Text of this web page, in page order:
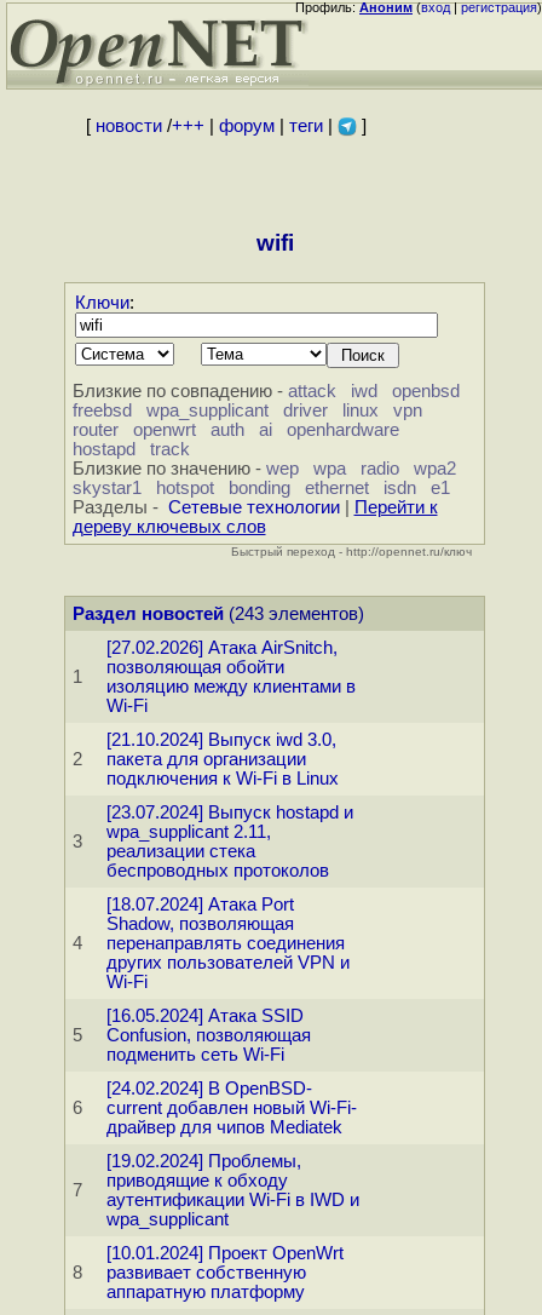
Профиль:Аноним(вход|регистрация)
[ новости/+++ форум| теги| ]
wifi
Ключи:
Близкие по совпадению - attack iwd
openbsd
freebsd
wpa_supplicant driver linux
vpn
router
openwrt auth ai
openhardware
hostapd
track
Близкие по значению - wep wpa radio
wpa2
skystar1
hotspot bonding ethernet isdn
e1
Разделы - Сетевые технологии|
Перейти к
дереву ключевых слов
Быстрый переход - http://opennet.ru/ключ
Раздел новостей(243 элементов)
1
[27.02.2026] Атака AirSnitch,
позволяющая обойти
изоляцию между клиентами в
Wi-Fi
2
[21.10.2024] Выпуск iwd 3.0,
пакета для организации
подключения к Wi-Fi в Linux
3
[23.07.2024] Выпуск hostapd и
wpa_supplicant 2.11,
реализации стека
беспроводных протоколов
4
[18.07.2024] Атака Port
Shadow, позволяющая
перенаправлять соединения
других пользователей VPN и
Wi-Fi
5
[16.05.2024] Атака SSID
Confusion, позволяющая
подменить сеть Wi-Fi
6
[24.02.2024] В OpenBSD-
current добавлен новый Wi-Fi-
драйвер для чипов Mediatek
7
[19.02.2024] Проблемы,
приводящие к обходу
аутентификации Wi-Fi в IWD и
wpa_supplicant
8
[10.01.2024] Проект OpenWrt
развивает собственную
аппаратную платформу